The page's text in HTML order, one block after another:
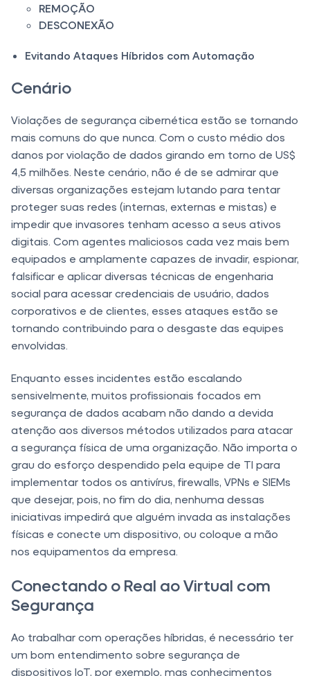
REMOÇÃO
DESCONEXÃO
Evitando Ataques Híbridos com Automação
Cenário
Violações de segurança cibernética estão se tornando
mais comuns do que nunca. Com o custo médio dos
danos por violação de dados girando em torno de US$
4,5 milhões. Neste cenário, não é de se admirar que
diversas organizações estejam lutando para tentar
proteger suas redes (internas, externas e mistas) e
impedir que invasores tenham acesso a seus ativos
digitais. Com agentes maliciosos cada vez mais bem
equipados e amplamente capazes de invadir, espionar,
falsificar e aplicar diversas técnicas de engenharia
social para acessar credenciais de usuário, dados
corporativos e de clientes, esses ataques estão se
tornando contribuindo para o desgaste das equipes
envolvidas.
Enquanto esses incidentes estão escalando
sensivelmente, muitos profissionais focados em
segurança de dados acabam não dando a devida
atenção aos diversos métodos utilizados para atacar
a segurança física de uma organização. Não importa o
grau do esforço despendido pela equipe de TI para
implementar todos os antivírus, firewalls, VPNs e SIEMs
que desejar, pois, no fim do dia, nenhuma dessas
iniciativas impedirá que alguém invada as instalações
físicas e conecte um dispositivo, ou coloque a mão
nos equipamentos da empresa.
Conectando o Real ao Virtual com
Segurança
Ao trabalhar com operações híbridas, é necessário ter
um bom entendimento sobre segurança de
dispositivos IoT, por exemplo, mas conhecimentos